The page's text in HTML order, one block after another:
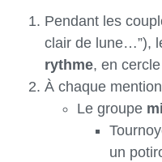
Pendant les
clair de lune…”),
rythme, en
À chaque
Le groupe
un